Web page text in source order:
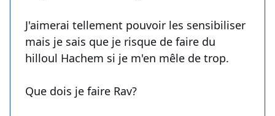
J'aimerai tellement pouvoir les sensibiliser
mais je sais que je risque de faire du
hilloul Hachem si je m'en mêle de trop.
Que dois je faire Rav?